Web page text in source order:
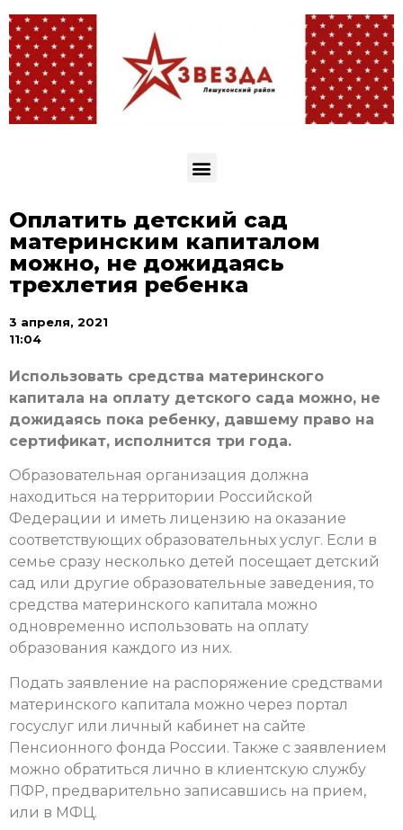
Оплатить детский сад
материнским капиталом
можно, не дожидаясь
трехлетия ребенка
3 апреля, 2021
11:04
Использовать средства материнского
капитала на оплату детского сада можно, не
дожидаясь пока ребенку, давшему право на
сертификат, исполнится три года.
Образовательная организация должна
находиться на территории Российской
Федерации и иметь лицензию на оказание
соответствующих образовательных услуг. Если в
семье сразу несколько детей посещает детский
сад или другие образовательные заведения, то
средства материнского капитала можно
одновременно использовать на оплату
образования каждого из них.
Подать заявление на распоряжение средствами
материнского капитала можно через портал
госуслуг или личный кабинет на сайте
Пенсионного фонда России. Также с заявлением
можно обратиться лично в клиентскую службу
ПФР, предварительно записавшись на прием,
или в МФЦ.